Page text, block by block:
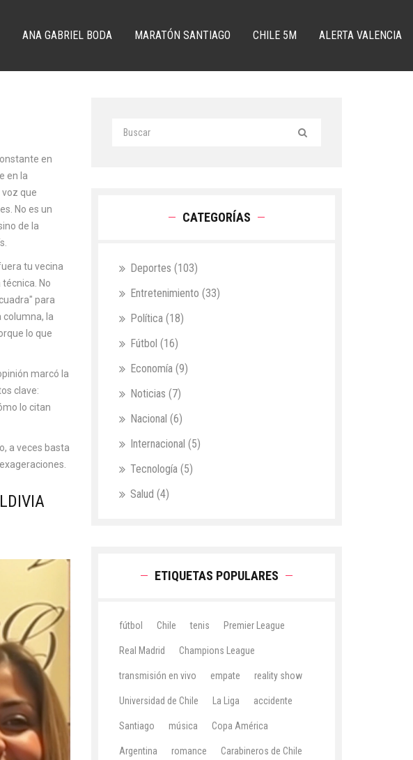
ANA GABRIEL BODA MARATÓN SANTIAGO CHILE 5M ALERTA VALENCIA
en
en la
que
No es un
de la
tu vecina
No
para
columna, la
lo que
marcó la
clave:
lo citan
a veces basta
CATEGORÍAS
Deportes (103)
Entretenimiento (33)
Política (18)
Fútbol (16)
Economía (9)
Noticias (7)
Nacional (6)
Internacional (5)
Tecnología (5)
Salud (4)
ETIQUETAS POPULARES
fútbol Chile tenis Premier League
Real Madrid Champions League
transmisión en vivo empate reality show
Universidad de Chile La Liga accidente
Santiago música Copa América
Argentina romance Carabineros de Chile